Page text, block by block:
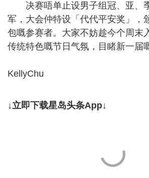
决赛唔单止设男子组冠、亚、
军，大会仲特设「代代平安奖」，
包嘅参赛者。大家不妨趁今个周末
传统特色嘅节日气氛，目睹新一届
KellyChu
↓立即下载星岛头条App↓